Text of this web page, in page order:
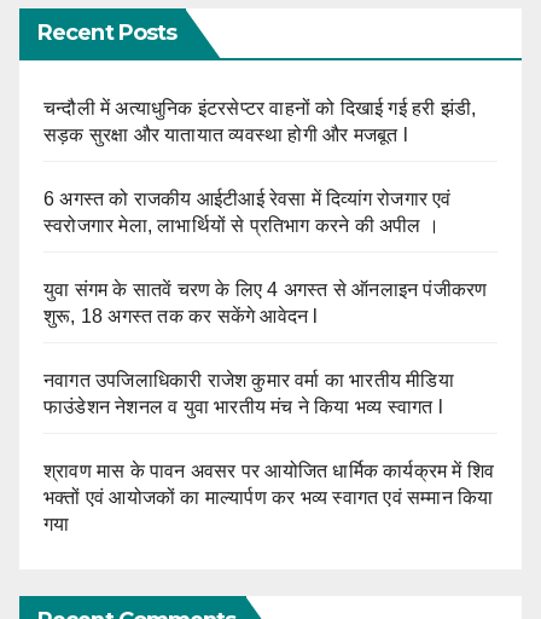
Recent Posts
चन्दौली में अत्याधुनिक इंटरसेप्टर वाहनों को दिखाई गई हरी झंडी,
सड़क सुरक्षा और यातायात व्यवस्था होगी और मजबूत l
6 अगस्त को राजकीय आईटीआई रेवसा में दिव्यांग रोजगार एवं
स्वरोजगार मेला, लाभार्थियों से प्रतिभाग करने की अपील ।
युवा संगम के सातवें चरण के लिए 4 अगस्त से ऑनलाइन पंजीकरण
शुरू, 18 अगस्त तक कर सकेंगे आवेदन l
नवागत उपजिलाधिकारी राजेश कुमार वर्मा का भारतीय मीडिया
फाउंडेशन नेशनल व युवा भारतीय मंच ने किया भव्य स्वागत l
श्रावण मास के पावन अवसर पर आयोजित धार्मिक कार्यक्रम में शिव
भक्तों एवं आयोजकों का माल्यार्पण कर भव्य स्वागत एवं सम्मान किया
गया